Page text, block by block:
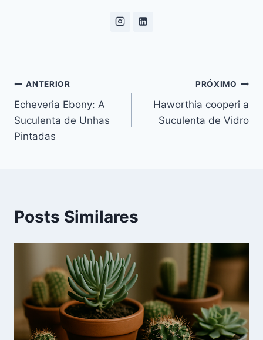
Navegação
de
Post
ANTERIOR
Echeveria Ebony: A
Suculenta de Unhas
Pintadas
PRÓXIMO
Haworthia cooperi a
Suculenta de Vidro
Posts Similares